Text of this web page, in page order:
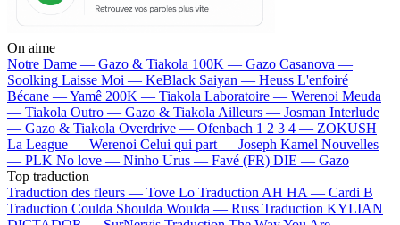
On aime
Notre Dame — Gazo & Tiakola 100K — Gazo Casanova —
Soolking Laisse Moi — KeBlack Saiyan — Heuss L'enfoiré
Bécane —Yamê 200K — Tiakola Laboratoire — Werenoi Meuda
— Tiakola Outro — Gazo & Tiakola Ailleurs — Josman Interlude
— Gazo & Tiakola Overdrive — Ofenbach 1 2 3 4 — ZOKUSH
La League — Werenoi Celui qui part — Joseph Kamel Nouvelles
— PLK No love — Ninho Urus — Favé (FR) DIE — Gazo
Top traduction
Traduction des fleurs — Tove Lo Traduction AH HA — Cardi B
Traduction Coulda Shoulda Woulda — Russ Traduction KYLIAN